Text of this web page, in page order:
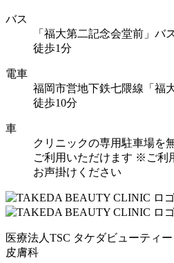
バス
「福大第二記念会堂前」バ
徒歩1分
電車
福岡市営地下鉄七隈線「福
徒歩10分
車
クリニックの専用駐車場を
ご利用いただけます ※ご利
お声掛けください
医療法人TSC タケダビューティ
皮膚科